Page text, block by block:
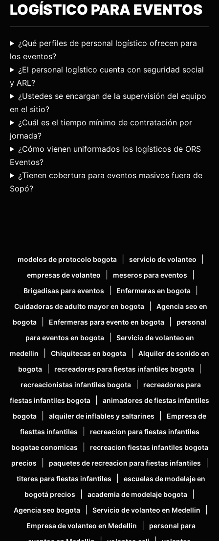
LOGÍSTICO PARA EVENTOS
¿Qué perfiles de personal logístico ofrecen para
los eventos?
¿El personal logístico cuenta con seguridad social
y ARL?
¿Ustedes se encargan de la supervisión del equipo
en el sitio?
¿Cuál es el tiempo mínimo de contratación por
jornada?
¿Cómo vienen uniformados los logísticos de ORS
Eventos?
¿Tienen cobertura para eventos masivos fuera de
Sopó?
modelos de protocolo bogota servicio de volanteo
empresas de volanteo meseros para eventos
Brigadisas para eventos Enfermeras en bogota
Cuidadoras de adulto mayor en bogota
Agencia seo en
bogota
Enfermeras para evento en bogota
personal
para eventos en bogota
Servicio de volanteo en
medellin
Chiquitecas en bogota
Alquiler de sonido en
bogota
recreadores para fiestas infantiles bogota
recreacionistas infantiles bogota
recreadores para
fiestas infantiles bogota
animadores de fiestas infantiles
bogota
alquiler de inflables y saltarines
Empresa de
fiesttas infantiles
recreacion para fiestas infantiles
bogotae conomicas
recreacion fiestas infantiles bogota
precios
paquetes de recreacion para fiestas infantiles
titeres para fiestas infantiles
escuelas de modelaje en
bogotá precios
academia de modelaje bogota
Agencia seo bogota Servicio de volanteo en Medellin
Empresa de volanteo en Medellin
personal para